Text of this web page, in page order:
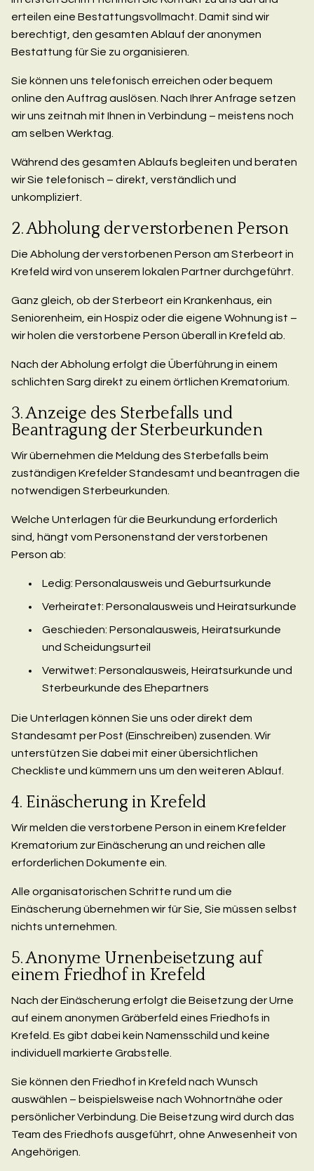
erteilen eine Bestattungsvollmacht. Damit sind wir
berechtigt, den gesamten Ablauf der anonymen
Bestattung für Sie zu organisieren.
Sie können uns telefonisch erreichen oder bequem
online den Auftrag auslösen. Nach Ihrer Anfrage setzen
wir uns zeitnah mit Ihnen in Verbindung – meistens noch
am selben Werktag.
Während des gesamten Ablaufs begleiten und beraten
wir Sie telefonisch – direkt, verständlich und
unkompliziert.
2. Abholung der verstorbenen Person
Die Abholung der verstorbenen Person am Sterbeort in
Krefeld wird von unserem lokalen Partner durchgeführt.
Ganz gleich, ob der Sterbeort ein Krankenhaus, ein
Seniorenheim, ein Hospiz oder die eigene Wohnung ist –
wir holen die verstorbene Person überall in Krefeld ab.
Nach der Abholung erfolgt die Überführung in einem
schlichten Sarg direkt zu einem örtlichen Krematorium.
3. Anzeige des Sterbefalls und
Beantragung der Sterbeurkunden
Wir übernehmen die Meldung des Sterbefalls beim
zuständigen Krefelder Standesamt und beantragen die
notwendigen Sterbeurkunden.
Welche Unterlagen für die Beurkundung erforderlich
sind, hängt vom Personenstand der verstorbenen
Person ab:
Ledig: Personalausweis und Geburtsurkunde
Verheiratet: Personalausweis und Heiratsurkunde
Geschieden: Personalausweis, Heiratsurkunde
und Scheidungsurteil
Verwitwet: Personalausweis, Heiratsurkunde und
Sterbeurkunde des Ehepartners
Die Unterlagen können Sie uns oder direkt dem
Standesamt per Post (Einschreiben) zusenden. Wir
unterstützen Sie dabei mit einer übersichtlichen
Checkliste und kümmern uns um den weiteren Ablauf.
4. Einäscherung in Krefeld
Wir melden die verstorbene Person in einem Krefelder
Krematorium zur Einäscherung an und reichen alle
erforderlichen Dokumente ein.
Alle organisatorischen Schritte rund um die
Einäscherung übernehmen wir für Sie, Sie müssen selbst
nichts unternehmen.
5. Anonyme Urnenbeisetzung auf
einem Friedhof in Krefeld
Nach der Einäscherung erfolgt die Beisetzung der Urne
auf einem anonymen Gräberfeld eines Friedhofs in
Krefeld. Es gibt dabei kein Namensschild und keine
individuell markierte Grabstelle.
Sie können den Friedhof in Krefeld nach Wunsch
auswählen – beispielsweise nach Wohnortnähe oder
persönlicher Verbindung. Die Beisetzung wird durch das
Team des Friedhofs ausgeführt, ohne Anwesenheit von
Angehörigen.